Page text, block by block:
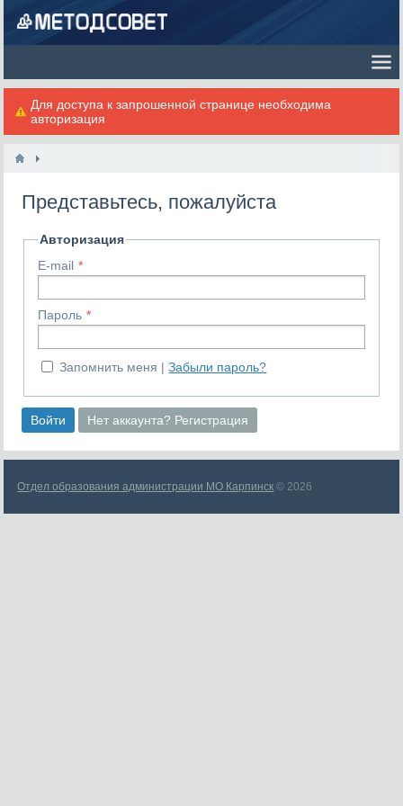
Для доступа к запрошенной странице необходима
авторизация
Представьтесь, пожалуйста
Авторизация
E-mail
Пароль
Запомнить меня Забыли пароль?
Войти Нет аккаунта? Регистрация
Отдел образования администрации МО Карпинск © 2026